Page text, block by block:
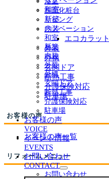
展
開
洗面化粧台
リビング
リノベーション
和室
新築
内装
外装
外構
玄関ドア
断熱工事
介護保険対応
駐車場
お客様の声
VOICE
イベント情報
EVENTS
お問い合わせ
CONTACT
サ
お問い合わせ
和室
新築
内装
エコカラット
外装
外構
玄関ドア
断熱工事
介護保険対応
駐車場
お客様の声
お客様の声一覧
リフォームメニュー